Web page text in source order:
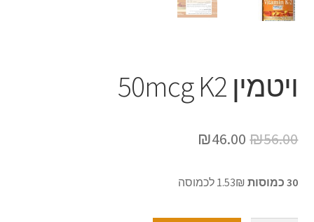
ויטמין 50mcg K2
₪56.00
₪46.00
30 כמוסות 1.53₪ לכמוסה